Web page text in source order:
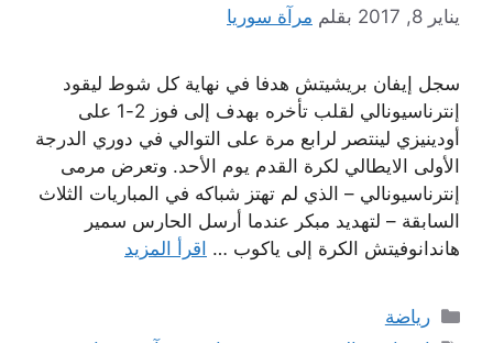
يناير 8, 2017 بقلم مرآة سوريا
سجل إيفان بريشيتش هدفا في نهاية كل شوط ليقود
إنترناسيونالي لقلب تأخره بهدف إلى فوز 2-1 على
أودينيزي لينتصر لرابع مرة على التوالي في دوري الدرجة
الأولى الايطالي لكرة القدم يوم الأحد. وتعرض مرمى
إنترناسيونالي – الذي لم تهتز شباكه في المباريات الثلاث
السابقة – لتهديد مبكر عندما أرسل الحارس سمير
هاندانوفيتش الكرة إلى ياكوب … اقرأ المزيد
التصنيفات
رياضة